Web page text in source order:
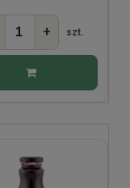
+ szt.